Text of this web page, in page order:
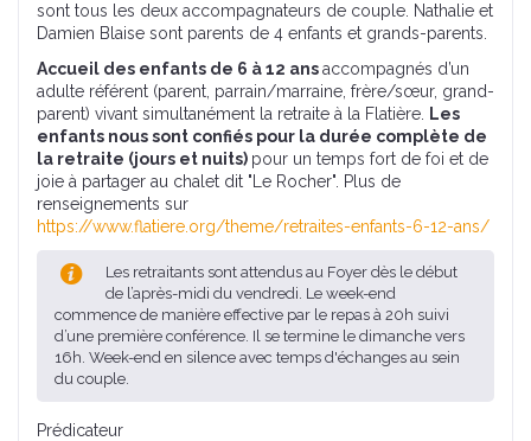
sont tous les deux accompagnateurs de couple. Nathalie et
Damien Blaise sont parents de 4 enfants et grands-parents.
Accueil des enfants de 6 à 12 ansaccompagnés d’un
adulte référent (parent, parrain/marraine, frère/sœur, grand-
parent) vivant simultanément la retraite à la Flatière.
Les
enfants nous sont confiés pour la durée complète de
la retraite (jours et nuits) pour un temps fort de foi et de
joie à partager au chalet dit "Le Rocher". Plus de
renseignements sur
https://www.flatiere.org/theme/retraites-enfants-6-12-ans/
Les retraitants sont attendus au Foyer dès le début
de l’après-midi du vendredi. Le week-end
commence de manière effective par le repas à 20h suivi
d’une première conférence. Il se termine le dimanche vers
16h. Week-end en silence avec temps d'échanges au sein
du couple.
Prédicateur